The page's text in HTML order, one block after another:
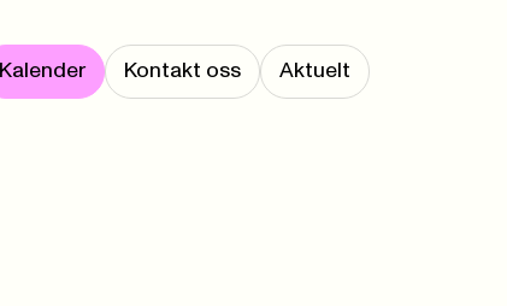
Kalender Kontakt oss Aktuelt